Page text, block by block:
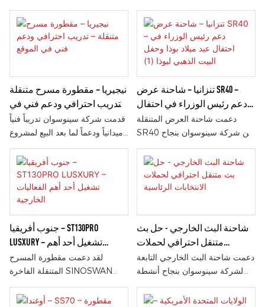
خلال عطلات نهاية الأسبوع وأنشطة
التواصل المجتمعي. وبفضل سهولة
تركيبها الهيدروليكي، ودمج شاشة
تدعم شاحنة SR40 الترويج الفعال
للعلامة التجارية في مواقع متعددة.
ماساتشوستس، الولايات المتحدة
الأمريكية. بفضل النشر الهيدروليكي
السريع والتصميم الاحترافي والأداء
الموثوق، وفرت ST80 حلاً آمناً
وفعالاً للمسرح في الحفلات
نيجيريا – مقطورة مسرح متنقلة
– تدريب احترافي ودعم فني في
الموقع
قدمت شركة سينوسوان تدريباً فنياً
ميدانياً ودعماً لما بعد البيع لمشروع
ومن خلال التوجيه المهني بشأن
التشغيل والصيانة وإجراءات
السلامة، ساعدت سينوسوان
العميل على تحقيق أداء فعال
وموثوق للمعدات.
تنزانيا – شاحنة عرض SR40 –
دعم رئيس الوزراء في احتفال
عيد ميلاد بوذا وحفل البيت
الذهبي لبوذا (1)
دعمت شاحنة العرض المتنقلة
SR40 من شركة سينوسوان بنجاح
بيت بوذا الذهبي في تنزانيا. وبفضل
سهولة تركيبها الهيدروليكي، وتكامل
الوسائط المتعددة، وأدائها الموثوق،
الحكومية والثقافية والدينية.
جنوب أفريقيا – ST130PRO
LUSXURY – تشغيل أحد أهم
الفعاليات الخارجية
لقد دعمت مقطورة المسرح
المتنقلة الفاخرة SINOSWAN
ST130PRO بنجاح حدثًا خارجيًا
رئيسيًا في جنوب إفريقيا، حيث
شاحنة البث الخارجي - حل بث
متنقل احترافي لحملات
الانتخابات الرئاسية
دعمت شاحنة البث الخارجي التابعة
لشركة سينوسوان بنجاح أنشطة
الحملة الانتخابية الرئاسية من خلال
البث المباشر الاحترافي، والبث